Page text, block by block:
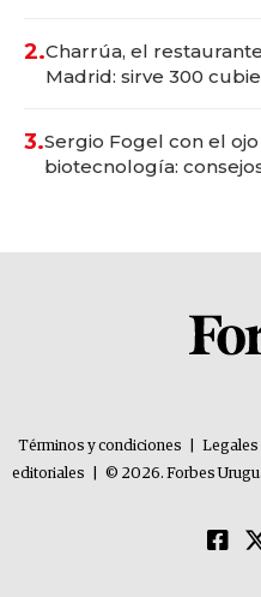
2.Charrúa, el
Madrid: sirve 300
3.Sergio Fogel con el
biotecnología:
Términos y condiciones Legales
editoriales
© 2026. Forbes